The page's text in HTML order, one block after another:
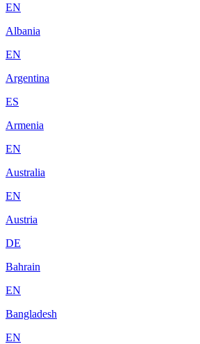
EN
Albania
EN
Argentina
ES
Armenia
EN
Australia
EN
Austria
DE
Bahrain
EN
Bangladesh
EN